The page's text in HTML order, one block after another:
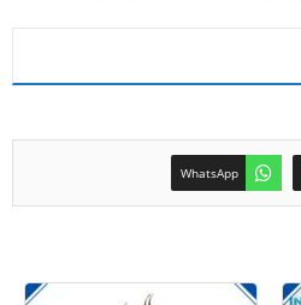
WhatsApp